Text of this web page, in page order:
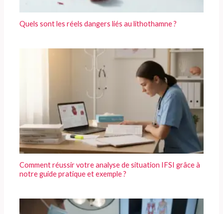
Quels sont les réels dangers liés au lithothamne ?
Comment réussir votre analyse de situation IFSI grâce à
notre guide pratique et exemple ?